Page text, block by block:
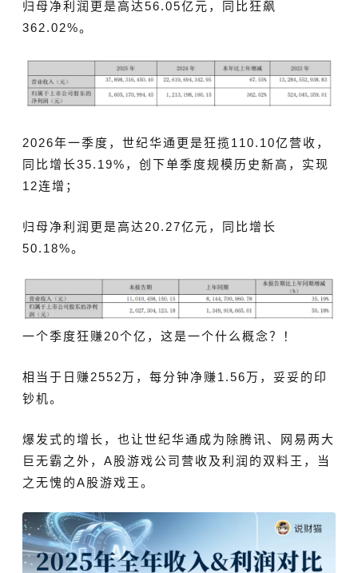
归母净利润更是高达56.05亿元，同比狂飙
362.02%。
2026年一季度，世纪华通更是狂揽110.10亿营收，
同比增长35.19%，创下单季度规模历史新高 ，实现
12连增；
归母净利润更是高达20.27亿元，同比增长
50.18%。
一个季度狂赚20个亿，这是一个什么概念？！
相当于日赚2552万，每分钟净赚1.56万，妥妥的印
钞机。
爆发式的增长，也让世纪华通成为除腾讯、网易两大
巨无霸之外，A股游戏公司营收及利润的双料王，当
之无愧的A股游戏王。